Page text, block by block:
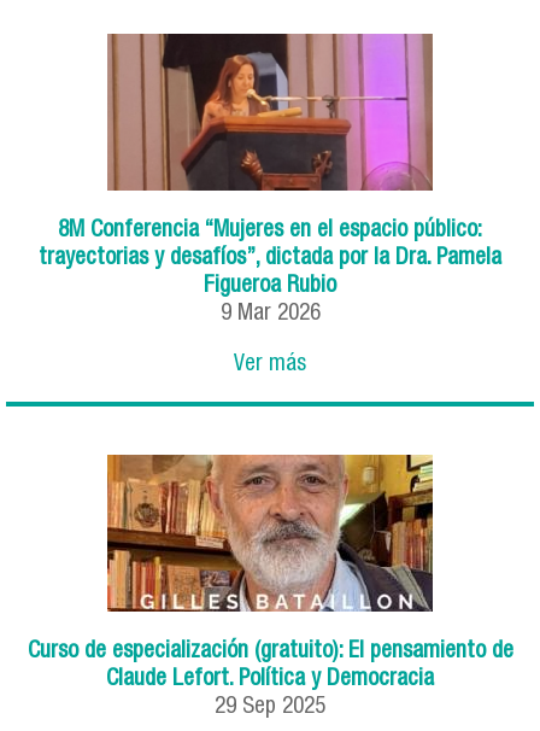
8M Conferencia “Mujeres en el espacio público:
trayectorias y desafíos”, dictada por la Dra. Pamela
Figueroa Rubio
9 Mar 2026
Ver más
Curso de especialización (gratuito): El pensamiento de
Claude Lefort. Política y Democracia
29 Sep 2025